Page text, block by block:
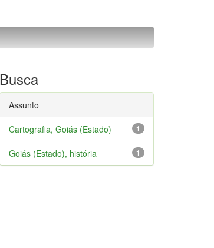
Busca
Assunto
1
Cartografia, Goiás (Estado)
1
Goiás (Estado), história